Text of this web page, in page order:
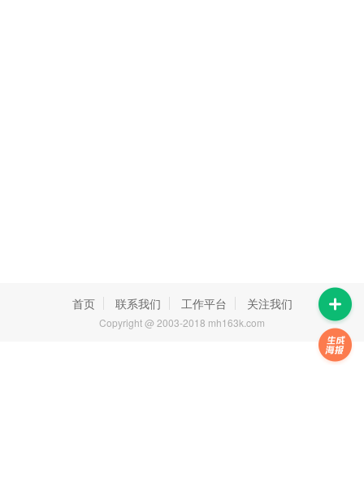
首页 联系我们 工作平台 关注我们
Copyright @ 2003-2018 mh163k.com